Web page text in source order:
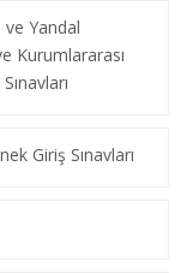
ve Yandal
Kurumlararası
Giriş Sınavları